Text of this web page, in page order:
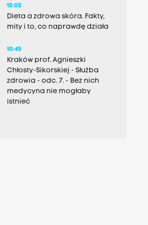
15:05
Dieta a zdrowa skóra. Fakty,
mity i to, co naprawdę działa
10:45
Kraków prof. Agnieszki
Chłosty-Sikorskiej - Służba
zdrowia - odc. 7. - Bez nich
medycyna nie mogłaby
istnieć